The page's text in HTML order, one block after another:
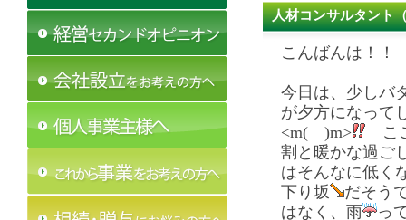
人材コンサルタント
こんばんは！！
今日は、少しバ
が夕方になって
<m(__)m>
こ
割と暖かな過ご
はそんなに低く
下り坂
だそう
はなく、雨
っ